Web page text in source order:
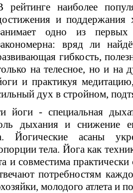
рейтинге наиболее
и
одно из
вряд ли
гибкость,
на телесное, но и на
и практикуя
дух в стройном,
йоги - специальная
дыхания и снижение
Йогические асаны
тела. Йога как
и совместима
потребностям
молодого атлета и